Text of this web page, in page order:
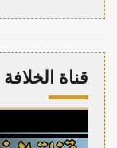
قناة الخلافة